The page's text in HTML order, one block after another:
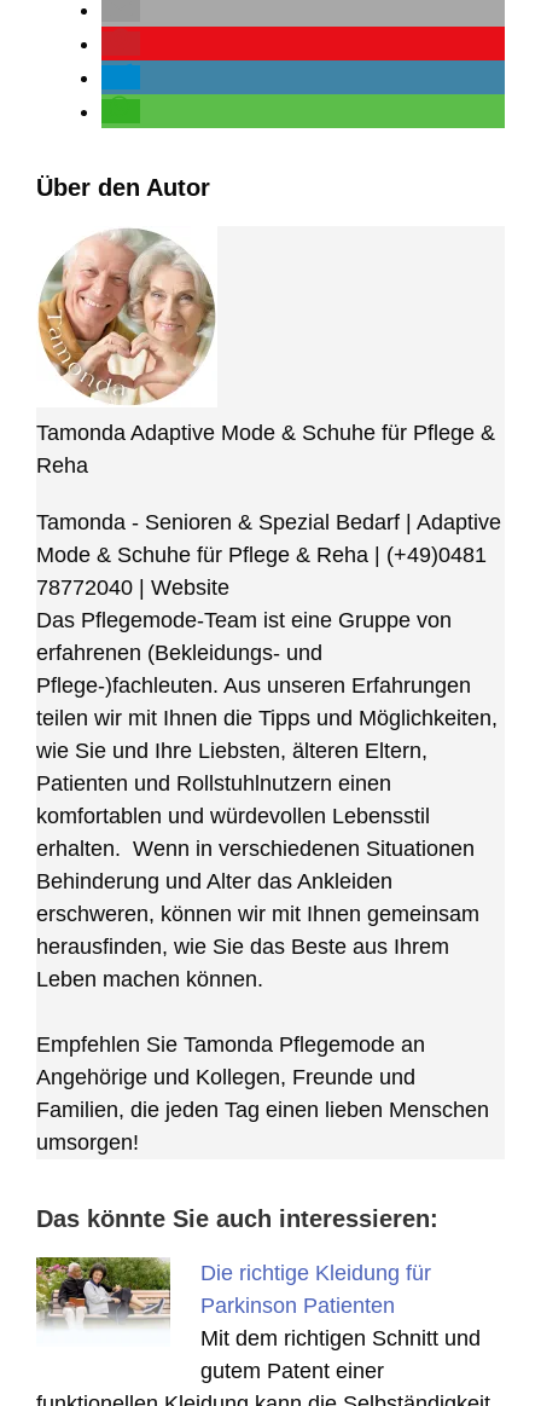
Über den Autor
Tamonda Adaptive Mode & Schuhe für Pflege &
Reha
Tamonda - Senioren & Spezial Bedarf | Adaptive
Mode & Schuhe für Pflege & Reha | (+49)0481
78772040 | Website
Das Pflegemode-Team ist eine Gruppe von
erfahrenen (Bekleidungs- und
Pflege-)fachleuten. Aus unseren Erfahrungen
teilen wir mit Ihnen die Tipps und Möglichkeiten,
wie Sie und Ihre Liebsten, älteren Eltern,
Patienten und Rollstuhlnutzern einen
komfortablen und würdevollen Lebensstil
erhalten. Wenn in verschiedenen Situationen
Behinderung und Alter das Ankleiden
erschweren, können wir mit Ihnen gemeinsam
herausfinden, wie Sie das Beste aus Ihrem
Leben machen können.
Empfehlen Sie Tamonda Pflegemode an
Angehörige und Kollegen, Freunde und
Familien, die jeden Tag einen lieben Menschen
umsorgen!
Das könnte Sie auch interessieren:
Die richtige Kleidung für
Parkinson Patienten
Mit dem richtigen Schnitt und
gutem Patent einer